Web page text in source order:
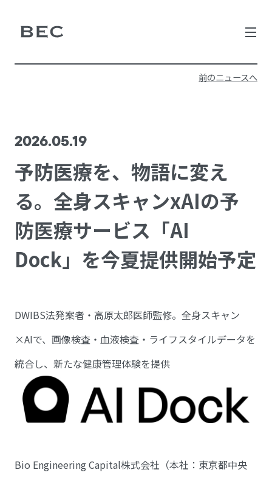
MEMBER
STRENGTH
CONTACT
前のニュースへ
2026.05.19
予防医療を、物語に変え
る。全身スキャンxAIの予
防医療サービス「AI
Dock」を今夏提供開始予定
DWIBS法発案者・高原太郎医師監修。全身スキャン
×AIで、画像検査・血液検査・ライフスタイルデータを
統合し、新たな健康管理体験を提供
Bio Engineering Capital株式会社（本社：東京都中央